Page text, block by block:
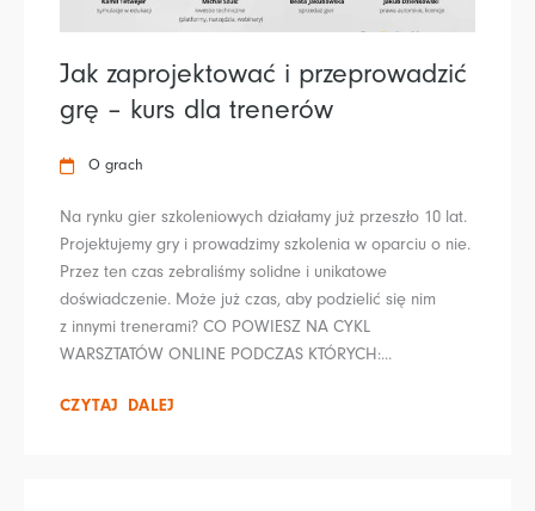
Jak zaprojektować i przeprowadzić
grę – kurs dla trenerów
O grach
Na rynku gier szkoleniowych działamy już przeszło 10 lat.
Projektujemy gry i prowadzimy szkolenia w oparciu o nie.
Przez ten czas zebraliśmy solidne i unikatowe
doświadczenie. Może już czas, aby podzielić się nim
z innymi trenerami? CO POWIESZ NA CYKL
WARSZTATÓW ONLINE PODCZAS KTÓRYCH:...
CZYTAJ DALEJ